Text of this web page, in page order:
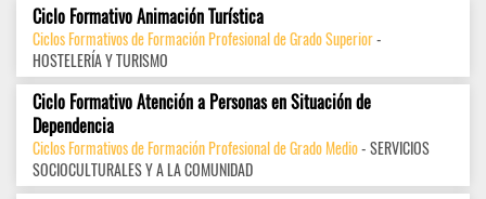
Ciclo Formativo Animación Turística
Ciclos Formativos de Formación Profesional de Grado Superior-
HOSTELERÍA Y TURISMO
Ciclo Formativo Atención a Personas en Situación de
Dependencia
Ciclos Formativos de Formación Profesional de Grado Medio- SERVICIOS
SOCIOCULTURALES Y A LA COMUNIDAD